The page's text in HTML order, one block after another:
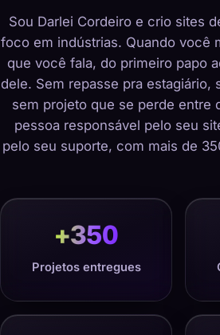
Sou Darlei Cordeiro e crio sites
foco em indústrias. Quando você
que você fala, do primeiro papo
dele. Sem repasse pra estagiário,
sem projeto que se perde entre
pessoa responsável pelo seu
pelo seu suporte, com mais de
+350
Projetos entregues